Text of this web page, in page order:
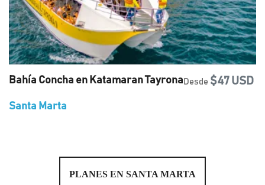
Bahía Concha en Katamaran Tayrona Desde $47 USD
Santa Marta
PLANES EN SANTA MARTA